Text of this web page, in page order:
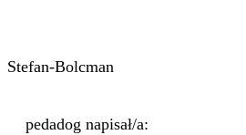
Stefan-Bolcman
pedadog napisał/a: